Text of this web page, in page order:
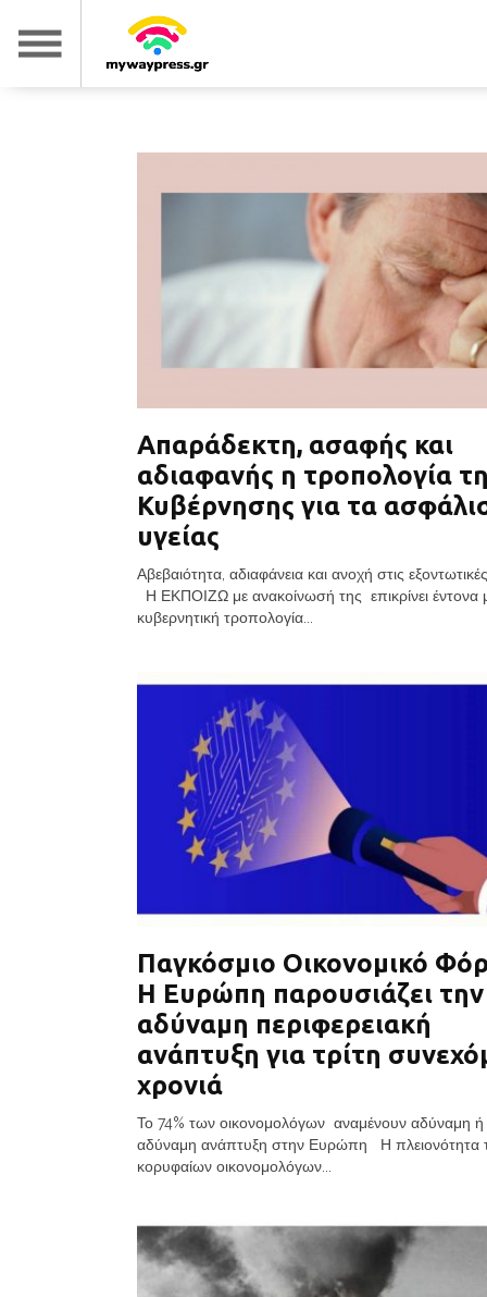
Απαράδεκτη, ασαφής και
αδιαφανής η τροπολογία
Κυβέρνησης για τα
υγείας
Αβεβαιότητα, αδιαφάνεια και ανοχή στις
Η ΕΚΠΟΙΖΩ με ανακοίνωσή της επικρίνει έντονα
κυβερνητική τροπολογία...
Παγκόσμιο Οικονομικό
Η Ευρώπη παρουσιάζει την
αδύναμη περιφερειακή
ανάπτυξη για τρίτη
χρονιά
Το 74% των οικονομολόγων αναμένουν αδύναμη
αδύναμη ανάπτυξη στην Ευρώπη Η πλειονότητα
κορυφαίων οικονομολόγων...